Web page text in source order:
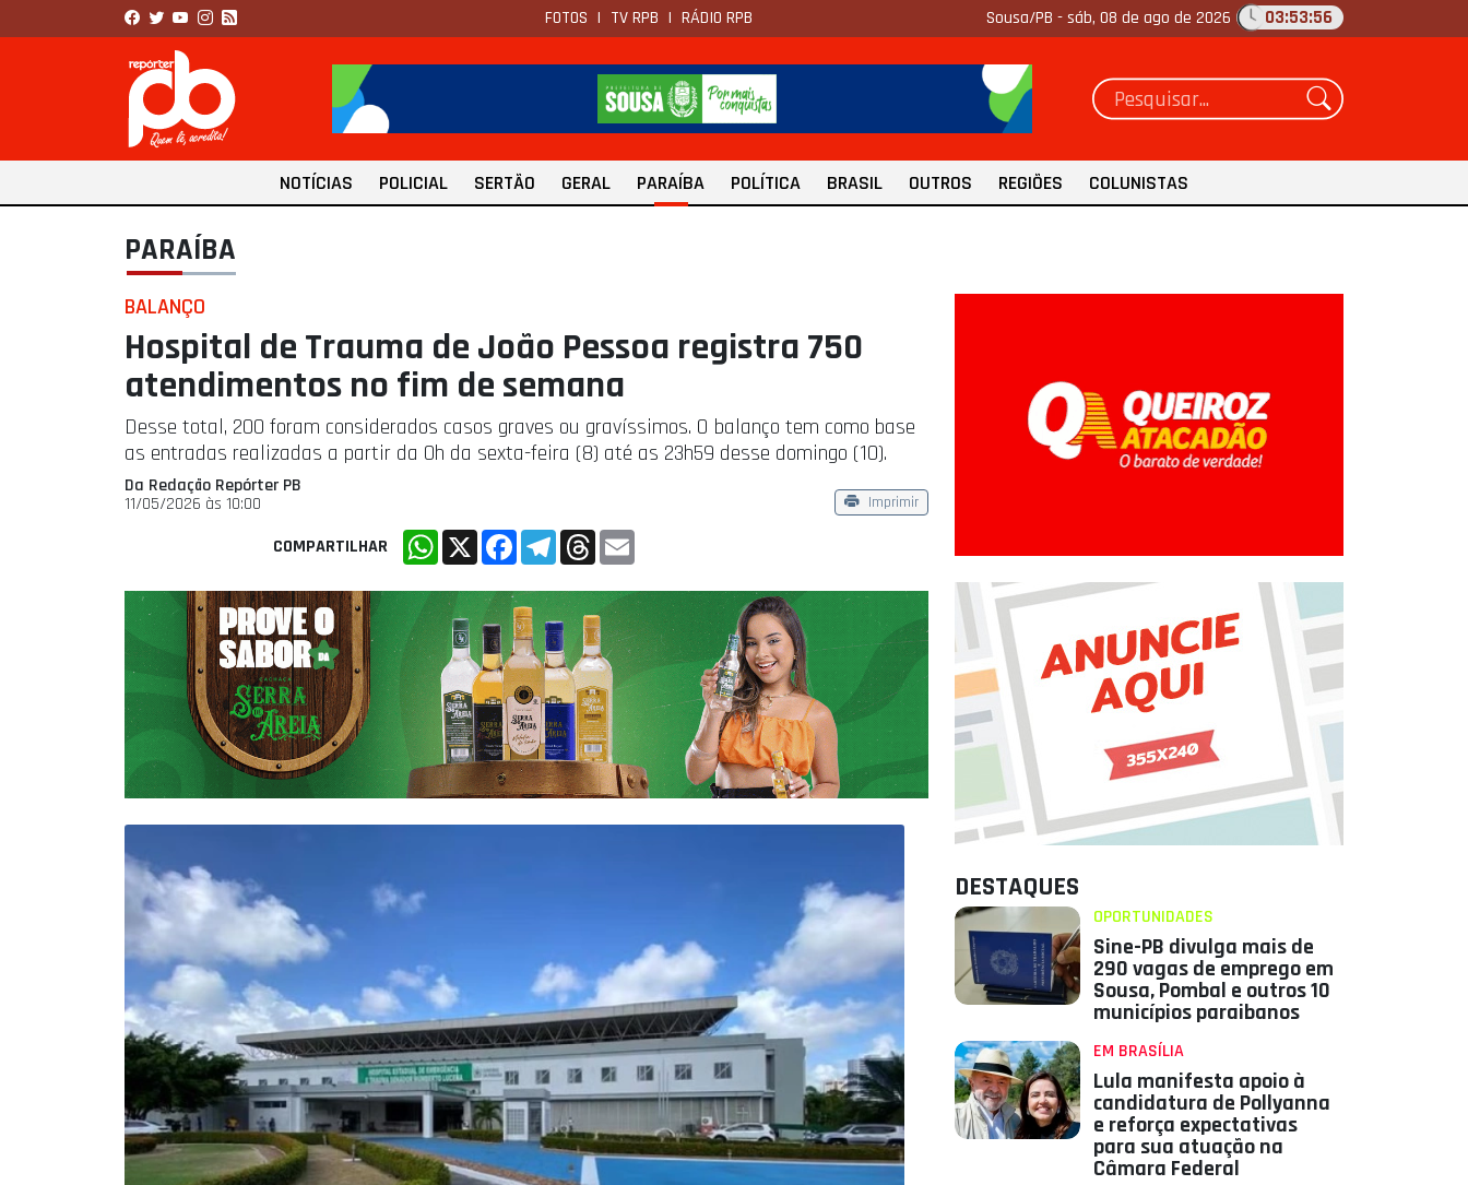
FOTOS | TV RPB | RÁDIO RPB Sousa/PB -sáb, 08 de ago de 2026 03:53:57
NOTÍCIAS POLICIAL SERTÃO GERAL PARAÍBA POLÍTICA BRASIL OUTROS REGIÕES COLUNISTAS
PARAÍBA
BALANÇO
Hospital de Trauma de João Pessoa registra 750
atendimentos no fim de semana
Desse total, 200 foram considerados casos graves ou gravíssimos. O balanço tem como base
as entradas realizadas a partir da 0h da sexta-feira (8) até as 23h59 desse domingo (10).
Da Redação Repórter PB
11/05/2026 às 10:00
Imprimir
COMPARTILHAR WhatsApp
X FacebookTelegramThreads
DESTAQUES
OPORTUNIDADES
Sine-PB divulga mais de
290 vagas de emprego em
Sousa, Pombal e outros 10
municípios paraibanos
EM BRASÍLIA
Lula manifesta apoio à
candidatura de Pollyanna
e reforça expectativas
para sua atuação na
Câmara Federal